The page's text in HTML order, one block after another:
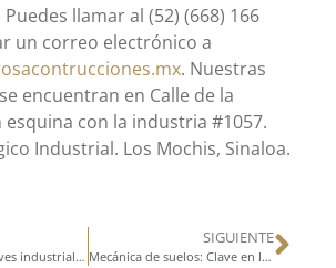
llamar al (52) (668) 166
un correo electrónico a
. Nuestras
encuentran en Calle de la
con la industria #1057.
Industrial. Los Mochis, Sinaloa.
Desarrollo de naves industriales en la industria alimentaria: Certificaciones y requisitos
SIGUIENTE
Mecánica de suelos: Clave en la obra civil de una nave industrial